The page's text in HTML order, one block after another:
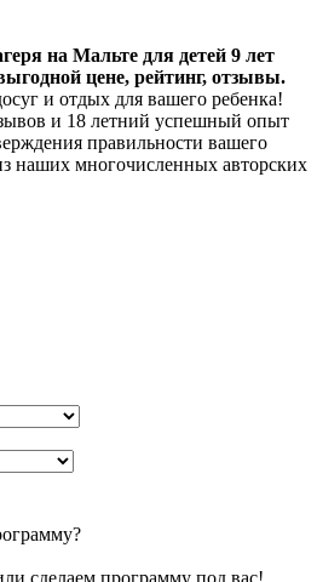
на Мальте для детей 9 лет
цене, рейтинг, отзывы.
и отдых для вашего ребенка!
и 18 летний успешный опыт
правильности вашего
наших многочисленных авторских
сделаем программу под вас!